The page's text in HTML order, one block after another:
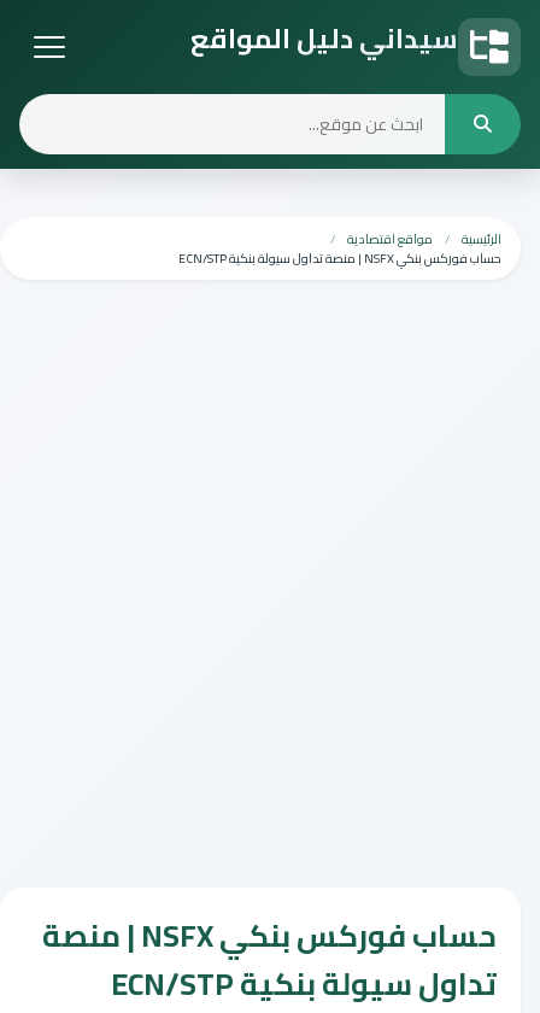
سيداني دليل المواقع
الرئيسية
مواقع اقتصادية
حساب فوركس بنكي NSFX | منصة تداول سيولة بنكية ECN/STP
حساب فوركس بنكي NSFX | منصة
تداول سيولة بنكية ECN/STP